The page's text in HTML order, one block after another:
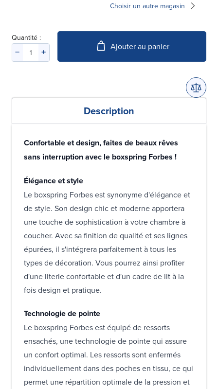
Choisir un autre magasin
Quantité :
Ajouter au panier
Description
Confortable et design, faites de beaux rêves
sans interruption avec le boxspring Forbes !
Élégance et style
Le boxspring Forbes est synonyme d'élégance et
de style. Son design chic et moderne apportera
une touche de sophistication à votre chambre à
coucher. Avec sa finition de qualité et ses lignes
épurées, il s'intégrera parfaitement à tous les
types de décoration. Vous pourrez ainsi profiter
d'une literie confortable et d'un cadre de lit à la
fois design et pratique.
Technologie de pointe
Le boxspring Forbes est équipé de ressorts
ensachés, une technologie de pointe qui assure
un confort optimal. Les ressorts sont enfermés
individuellement dans des poches en tissu, ce qui
permet une répartition optimale de la pression et